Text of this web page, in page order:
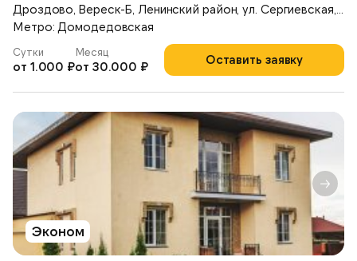
Метро: Домодедовская
Оставить заявку
Сутки
от 1.000 ₽
Месяц
от 30.000 ₽
Эконом